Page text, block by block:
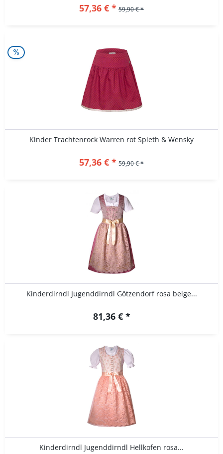
57,36 € * 59,90 € *
Kinder Trachtenrock Warren rot Spieth & Wensky
57,36 € * 59,90 € *
Kinderdirndl Jugenddirndl Götzendorf rosa beige...
81,36 € *
Kinderdirndl Jugenddirndl Hellkofen rosa...